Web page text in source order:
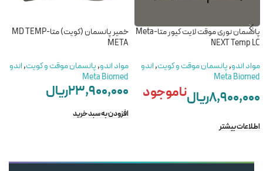
پانسمان نوری موقت لایت کیور متا-Meta
NEXT Temp LC
مواد اندو,پانسمان موقت و کویت,اندو
Meta Biomed
۸,۹۰۰,۰۰۰ریالناموجود
اطلاعات بیشتر
خمیر پانسمان (کویت) متا-MD TEMP
META
مواد اندو,پانسمان موقت و کویت,اندو
Meta Biomed
۲۳,۹۰۰,۰۰۰ریال
افزودن به سبد خرید